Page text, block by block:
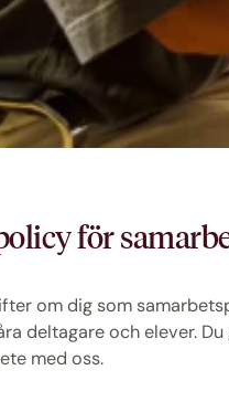
för
om dig som
deltagare och elever.
med oss.